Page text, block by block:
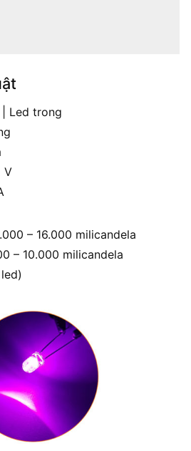
Led trong
V
– 16.000 milicandela
– 10.000 milicandela